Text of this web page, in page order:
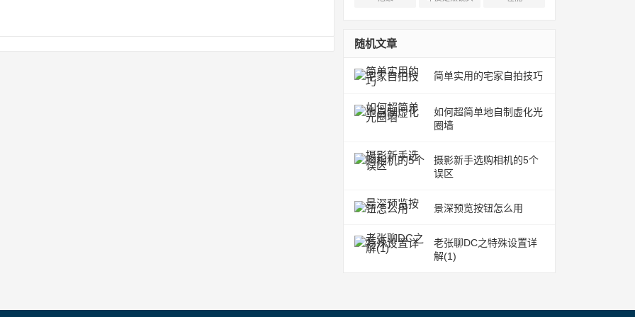
随机文章
简单实用的宅家自拍技巧
如何超简单地自制虚化光
圈墙
摄影新手选购相机的5个
误区
景深预览按钮怎么用
老张聊DC之特殊设置详
解(1)